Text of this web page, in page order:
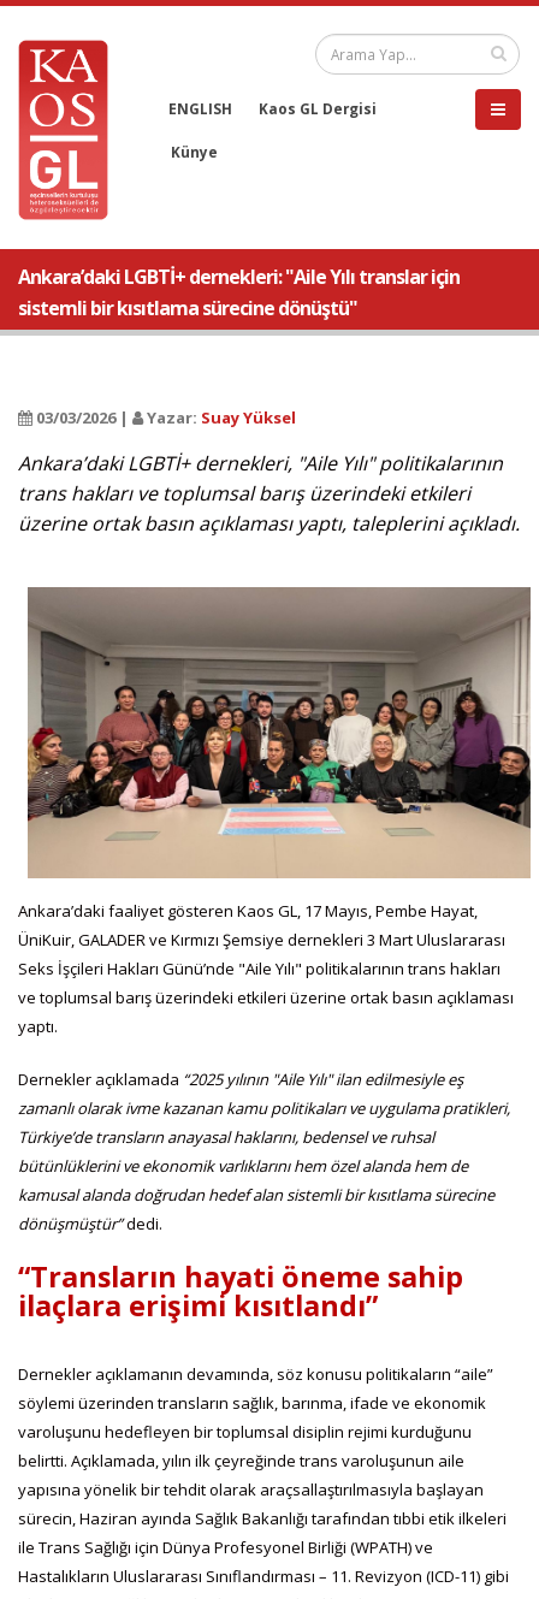
ENGLISH Kaos GL Dergisi
Künye
Ankara’daki LGBTİ+ dernekleri: "Aile Yılı translar için
sistemli bir kısıtlama sürecine dönüştü"
03/03/2026 | Yazar: Suay Yüksel
Ankara’daki LGBTİ+ dernekleri, "Aile Yılı" politikalarının
trans hakları ve toplumsal barış üzerindeki etkileri
üzerine ortak basın açıklaması yaptı, taleplerini açıkladı.
Ankara’daki faaliyet gösteren Kaos GL, 17 Mayıs, Pembe Hayat,
ÜniKuir, GALADER ve Kırmızı Şemsiye dernekleri 3 Mart Uluslararası
Seks İşçileri Hakları Günü’nde "Aile Yılı" politikalarının trans hakları
ve toplumsal barış üzerindeki etkileri üzerine ortak basın açıklaması
yaptı.
Dernekler açıklamada “2025 yılının "Aile Yılı" ilan edilmesiyle eş
zamanlı olarak ivme kazanan kamu politikaları ve uygulama pratikleri,
Türkiye’de transların anayasal haklarını, bedensel ve ruhsal
bütünlüklerini ve ekonomik varlıklarını hem özel alanda hem de
kamusal alanda doğrudan hedef alan sistemli bir kısıtlama sürecine
dönüşmüştür”dedi.
“Transların hayati öneme sahip
ilaçlara erişimi kısıtlandı”
Dernekler açıklamanın devamında, söz konusu politikaların “aile”
söylemi üzerinden transların sağlık, barınma, ifade ve ekonomik
varoluşunu hedefleyen bir toplumsal disiplin rejimi kurduğunu
belirtti. Açıklamada, yılın ilk çeyreğinde trans varoluşunun aile
yapısına yönelik bir tehdit olarak araçsallaştırılmasıyla başlayan
sürecin, Haziran ayında Sağlık Bakanlığı tarafından tıbbi etik ilkeleri
ile Trans Sağlığı için Dünya Profesyonel Birliği (WPATH) ve
Hastalıkların Uluslararası Sınıflandırması – 11. Revizyon (ICD-11) gibi